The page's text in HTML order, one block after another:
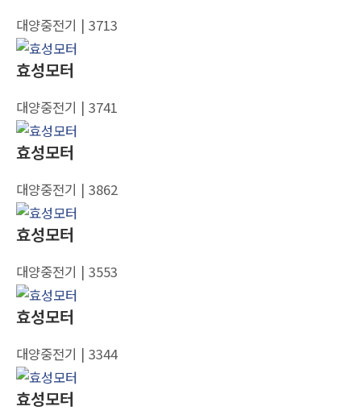
대양중전기 | 3713
효성모터
대양중전기 | 3741
효성모터
대양중전기 | 3862
효성모터
대양중전기 | 3553
효성모터
대양중전기 | 3344
효성모터